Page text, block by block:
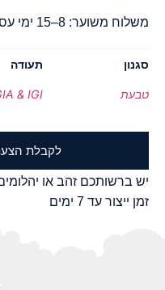
משלוח משוער: 8–15 ימי עסקים
סגנון
טבעת
תעודה
& IGI
לקבלת
יש ברשותכם זהב או
זמן ייצור עד 7 ימים